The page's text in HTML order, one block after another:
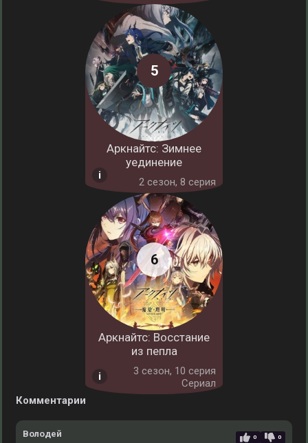
Аркнайтс: Зимнее
уединение
2 cезон, 8 серия
Аркнайтс: Восстание
из пепла
3 cезон, 10 серия
Сериал
Комментарии
Володей 0 0